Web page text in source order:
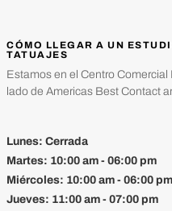
CÓMO LLEGAR A UN
TATUAJES
Estamos en el Centro Comercial
lado de Americas Best Contact
Lunes: Cerrada
Martes: 10:00 am - 06:00 pm
Miércoles: 10:00 am - 06:00 pm
Jueves: 11:00 am - 07:00 pm